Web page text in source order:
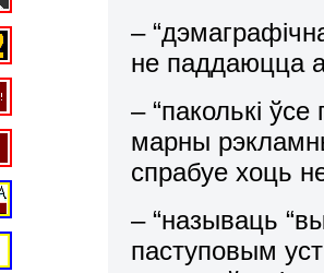
–
не паддаюцца
– “паколькі
марны
спрабуе хоць
– “называць
паступовым